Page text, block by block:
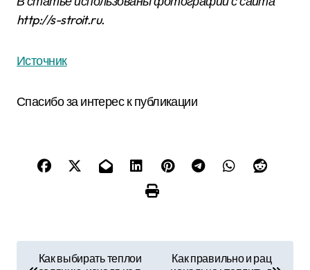
http://s-stroit.ru.
Источник
Спасибо за интерес к публикации
Как выбирать теплои
Как правильно и рац